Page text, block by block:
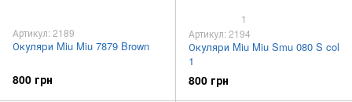
Артикул: 2189
Окуляри Miu Miu 7879 Brown
800 грн
1
Артикул: 2194
Окуляри Miu Miu Smu 080 S col
1
800 грн